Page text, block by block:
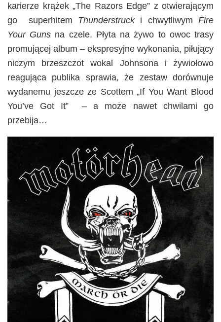
karierze krążek „The Razors Edge” z otwierającym
go superhitem Thunderstruck i chwytliwymFire
Your Guns na czele. Płyta na żywo to owoc trasy
promującej album – ekspresyjne wykonania, piłujący
niczym brzeszczot wokal Johnsona i żywiołowo
reagująca publika sprawia, że zestaw dorównuje
wydanemu jeszcze ze Scottem „If You Want Blood
You’ve Got It” – a może nawet chwilami go
przebija…